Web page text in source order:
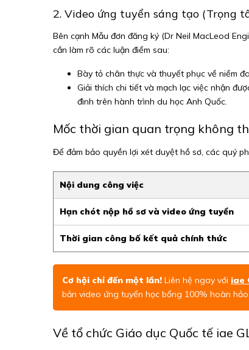
2. Video ứng tuyển sáng tạo (Trọng
Bên cạnh Mẫu đơn đăng ký (Dr Neil MacLeod
cần làm rõ các luận điểm sau:
Bày tỏ chân thực và thuyết phục về niềm
Giải thích chi tiết và mạch lạc việc nhận
đình trên hành trình du học Anh Quốc.
Mốc thời gian quan trọng không
Để đảm bảo quyền lợi xét duyệt hồ sơ, các quý
Nội dung công việc
Hạn chót nộp hồ sơ và video ứng tuyển
Thời gian công bố kết quả chính thức
Cơ hội chỉ đến một lần! Liên hệ ngay với iae
bản video ứng tuyển học bổng 100% hoàn
Về tổ chức Giáo dục Quốc tế iae